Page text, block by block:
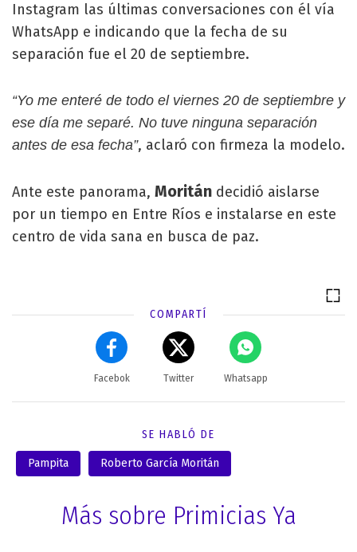
Instagram las últimas conversaciones con él vía
WhatsApp e indicando que la fecha de su
separación fue el 20 de septiembre.
“Yo me enteré de todo el viernes 20 de septiembre y
ese día me separé. No tuve ninguna separación
antes de esa fecha”, aclaró con firmeza la modelo.
Ante este panorama, Moritán decidió aislarse
por un tiempo en Entre Ríos e instalarse en este
centro de vida sana en busca de paz.
COMPARTÍ
Facebok Twitter Whatsapp
SE HABLÓ DE
Pampita Roberto García Moritán
Más sobre Primicias Ya